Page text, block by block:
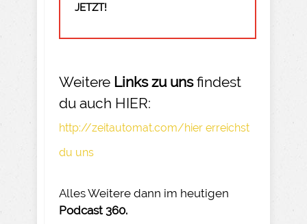
JETZT!
Weitere Links zu unsfindest
du auch HIER:
http://zeitautomat.com/hier erreichst
du uns
Alles Weitere dann im heutigen
Podcast 360.